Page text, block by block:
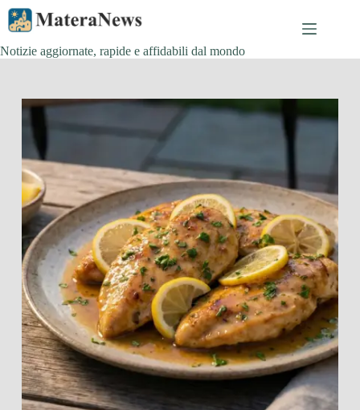
Salta
contenuto
Notizie aggiornate, rapide e affidabili dal mondo